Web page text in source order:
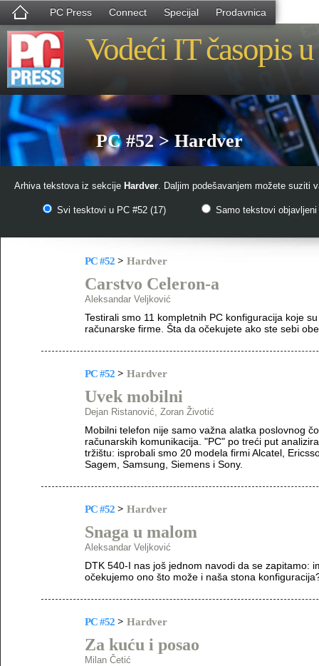
PC Press Connect Specijal Prodavnica
Vodeći IT časopis
PC #52 > Hardver
Arhiva tekstova iz sekcije Hardver. Daljim podešavanjem možete suziti
Svi tesktovi u PC #52 (17) Samo tekstovi objavljeni
PC #52 > Hardver
Carstvo Celeron-a
Aleksandar Veljković
Testirali smo 11 kompletnih PC konfiguracija koje
računarske firme. Šta da očekujete ako ste sebi
PC #52 > Hardver
Uvek mobilni
Dejan Ristanović, Zoran Životić
Mobilni telefon nije samo važna alatka poslovnog
računarskih komunikacija. "PC" po treći put
tržištu: isprobali smo 20 modela firmi Alcatel,
Sagem, Samsung, Siemens i Sony.
PC #52 > Hardver
Snaga u malom
Aleksandar Veljković
DTK 540-I nas još jednom navodi da se zapitamo:
očekujemo ono što može i naša stona
PC #52 > Hardver
Za kuću i posao
Milan Četić